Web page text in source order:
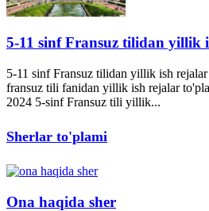
5-11 sinf Fransuz tilidan yillik
5-11 sinf Fransuz tilidan yillik ish
fransuz tili fanidan yillik ish rejalar
2024 5-sinf Fransuz tili yillik...
Sherlar to'plami
Ona haqida sher